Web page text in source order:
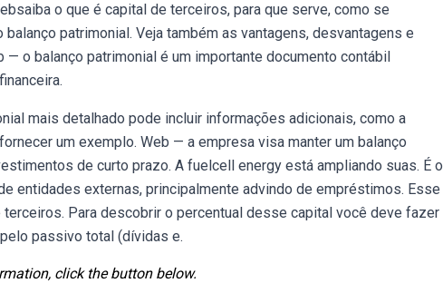
o que é capital de terceiros, para que serve, como se
patrimonial. Veja também as vantagens, desvantagens e
— o balanço patrimonial é um importante documento contábil
mais detalhado pode incluir informações adicionais, como a
um exemplo. Web — a empresa visa manter um balanço
de curto prazo. A fuelcell energy está ampliando suas. É o
entidades externas, principalmente advindo de empréstimos. Esse
Para descobrir o percentual desse capital você deve fazer
passivo total (dívidas e.
click the button below.